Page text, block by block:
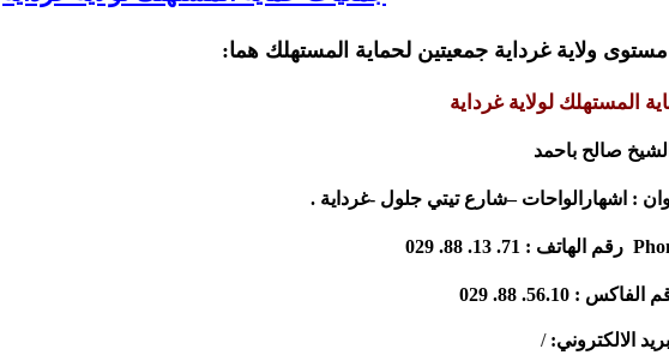
ولاية غرداية جمعيتين لحماية المستهلك هما:
المستهلك لولاية غرداية
صالح باحمد
: اشهار الواحات –شارع تيتي جلول -غرداية .
رقم الهاتف : 71. 13. 88. 029
الفاكس : 56. 10. 88. 029
الالكتروني:
/